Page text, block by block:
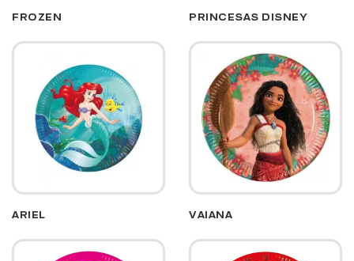
FROZEN PRINCESAS DISNEY
ARIEL VAIANA